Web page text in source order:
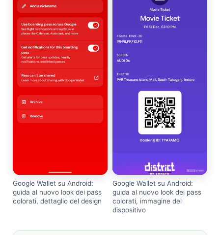
Google Wallet su Android:
guida al nuovo look dei pass
colorati, dettaglio del design
Google Wallet su Android:
guida al nuovo look dei pass
colorati, immagine del
dispositivo